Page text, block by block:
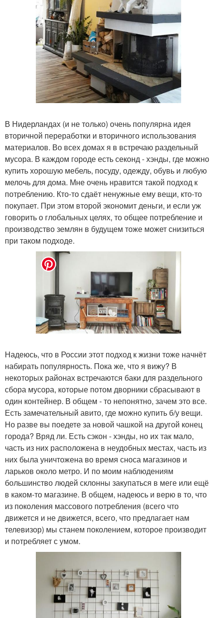
В Нидерландах (и не только) очень популярна идея
вторичной переработки и вторичного использования
материалов. Во всех домах я в встречаю раздельный
мусора. В каждом городе есть секонд - хэнды, где можно
купить хорошую мебель, посуду, одежду, обувь и любую
мелочь для дома. Мне очень нравится такой подход к
потреблению. Кто-то сдаёт ненужные ему вещи, кто-то
покупает. При этом второй экономит деньги, и если уж
говорить о глобальных целях, то общее потребление и
производство землян в будущем тоже может снизиться
при таком подходе.
Надеюсь, что в России этот подход к жизни тоже начнёт
набирать популярность. Пока же, что я вижу? В
некоторых районах встречаются баки для раздельного
сбора мусора, которые потом дворники сбрасывают в
один контейнер. В общем - то непонятно, зачем это все.
Есть замечательный авито, где можно купить б/у вещи.
Но разве вы поедете за новой чашкой на другой конец
города? Вряд ли. Есть сэкон - хэнды, но их так мало,
часть из них расположена в неудобных местах, часть из
них была уничтожена во время сноса магазинов и
ларьков около метро. И по моим наблюдениям
большинство людей склонны закупаться в меге или ещё
в каком-то магазине. В общем, надеюсь и верю в то, что
из поколения массового потребления (всего что
движется и не движется, всего, что предлагает нам
телевизор) мы станем поколением, которое производит
и потребляет с умом.